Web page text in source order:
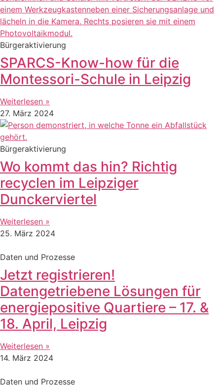
Bürgeraktivierung
SPARCS-Know-how für die
Montessori-Schule in Leipzig
Weiterlesen »
27. März 2024
Bürgeraktivierung
Wo kommt das hin? Richtig
recyclen im Leipziger
Dunckerviertel
Weiterlesen »
25. März 2024
Daten und Prozesse
Jetzt registrieren!
Datengetriebene Lösungen für
energiepositive Quartiere – 17. &
18. April, Leipzig
Weiterlesen »
14. März 2024
Daten und Prozesse